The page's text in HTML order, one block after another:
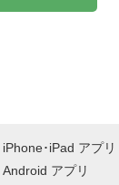
iPhone･iPad アプリ
Android アプリ